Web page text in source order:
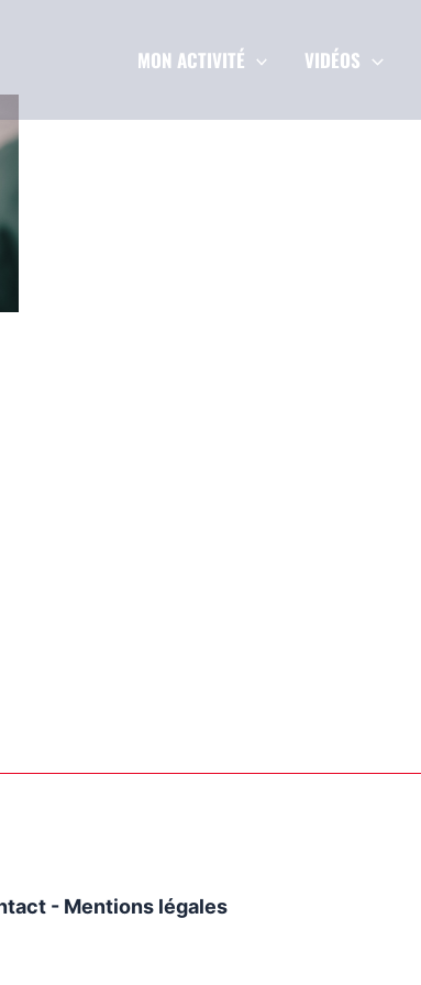
MON ACTIVITÉ VIDÉOS
- Mentions légales